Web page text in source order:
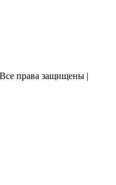
права защищены |